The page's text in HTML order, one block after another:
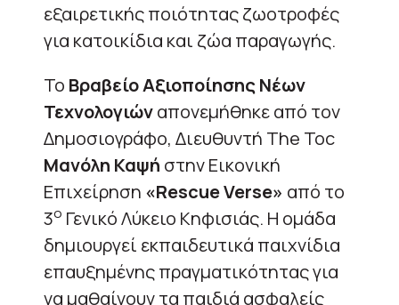
εξαιρετικής ποιότητας ζωοτροφές
για κατοικίδια και ζώα παραγωγής.
Το Βραβείο Αξιοποίησης Νέων
Τεχνολογιώναπονεμήθηκε από τον
Δημοσιογράφο, Διευθυντή The Toc
Μανόλη Καψή στην Εικονική
Επιχείρηση «RescueVerse» από το
3ο Γενικό Λύκειο Κηφισιάς. Η ομάδα
δημιουργεί εκπαιδευτικά παιχνίδια
επαυξημένης πραγματικότητας για
να μαθαίνουν τα παιδιά ασφαλείς